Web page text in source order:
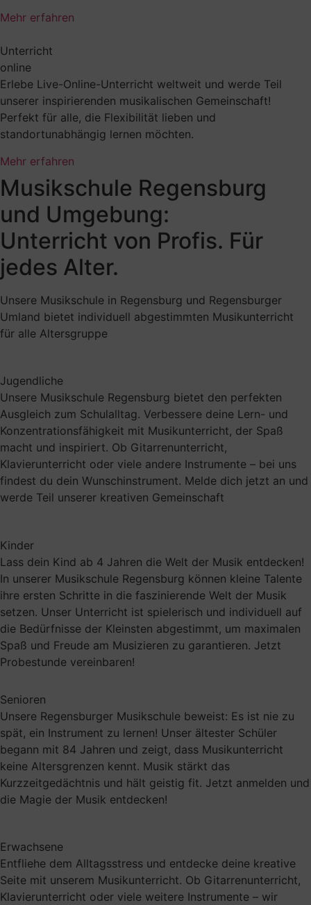
Mehr erfahren
Unterricht
online
Erlebe Live-Online-Unterricht weltweit und werde Teil
unserer inspirierenden musikalischen Gemeinschaft!
Perfekt für alle, die Flexibilität lieben und
standortunabhängig lernen möchten.
Mehr erfahren
Musikschule Regensburg
und Umgebung:
Unterricht von Profis. Für
jedes Alter.
Unsere Musikschule in Regensburg und Regensburger
Umland bietet individuell abgestimmten Musikunterricht
für alle Altersgruppe
Jugendliche
Unsere Musikschule Regensburg bietet den perfekten
Ausgleich zum Schulalltag. Verbessere deine Lern- und
Konzentrationsfähigkeit mit Musikunterricht, der Spaß
macht und inspiriert. Ob Gitarrenunterricht,
Klavierunterricht oder viele andere Instrumente – bei uns
findest du dein Wunschinstrument. Melde dich jetzt an und
werde Teil unserer kreativen Gemeinschaft
Kinder
Lass dein Kind ab 4 Jahren die Welt der Musik entdecken!
In unserer Musikschule Regensburg können kleine Talente
ihre ersten Schritte in die faszinierende Welt der Musik
setzen. Unser Unterricht ist spielerisch und individuell auf
die Bedürfnisse der Kleinsten abgestimmt, um maximalen
Spaß und Freude am Musizieren zu garantieren. Jetzt
Probestunde vereinbaren!
Senioren
Unsere Regensburger Musikschule beweist: Es ist nie zu
spät, ein Instrument zu lernen! Unser ältester Schüler
begann mit 84 Jahren und zeigt, dass Musikunterricht
keine Altersgrenzen kennt. Musik stärkt das
Kurzzeitgedächtnis und hält geistig fit. Jetzt anmelden und
die Magie der Musik entdecken!
Erwachsene
Entfliehe dem Alltagsstress und entdecke deine kreative
Seite mit unserem Musikunterricht. Ob Gitarrenunterricht,
Klavierunterricht oder viele weitere Instrumente – wir